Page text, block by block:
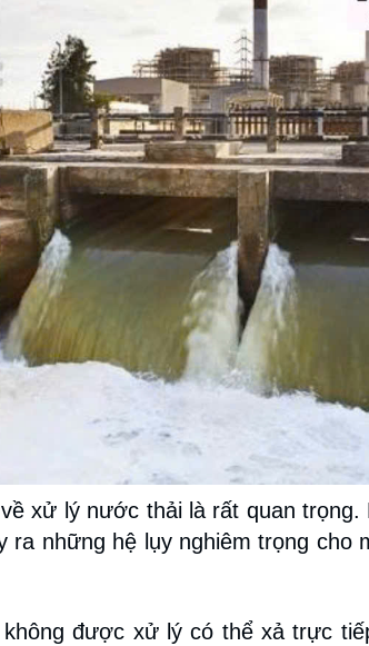
xử lý nước thải là rất quan trọng.
những hệ lụy nghiêm trọng cho
được xử lý có thể xả trực